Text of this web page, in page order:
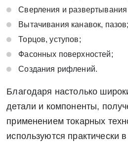
Сверления и развертывания
Вытачивания канавок, пазов;
Торцов, уступов;
Фасонных поверхностей;
Создания рифлений.
Благодаря настолько
детали и компоненты,
применением токарных
используются практически